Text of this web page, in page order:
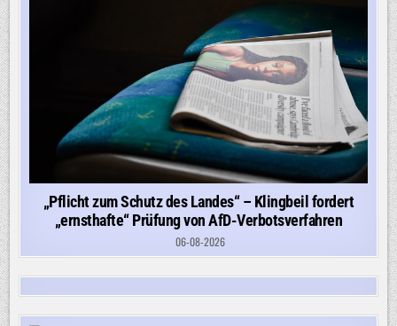
„Pflicht zum Schutz des Landes“ – Klingbeil fordert
„ernsthafte“ Prüfung von AfD-Verbotsverfahren
06-08-2026